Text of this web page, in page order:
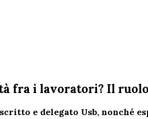
fra i lavoratori? Il
e delegato Usb, nonché